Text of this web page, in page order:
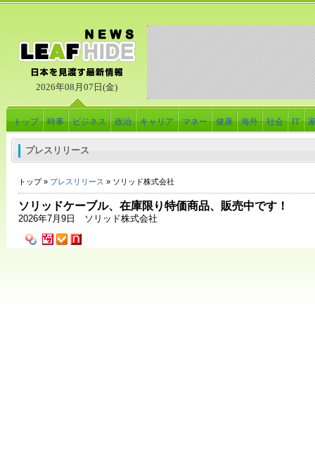
2026年08月07日(金)
トップ 時事 ビジネス 政治 キャリア マネー 健康 海外 社会 IT
プレスリリース
トップ » プレスリリース » ソリッド株式会社
ソリッドケーブル、在庫限り特価商品、販売中です！
2026年7月9日 ソリッド株式会社